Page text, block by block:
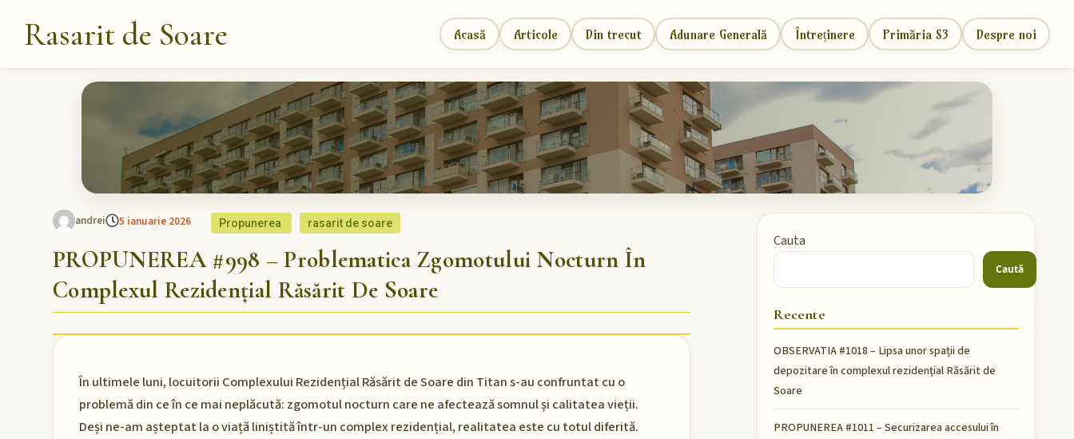
Rasarit de Soare Acasă Articole Din trecut Adunare Generală Întreținere Primăria S3 Despre noi
andrei 5 ianuarie 2026 Propunerea rasarit de soare
PROPUNEREA #998 – Problematica Zgomotului Nocturn În
Complexul Rezidențial Răsărit De Soare
În ultimele luni, locuitorii Complexului Rezidențial Răsărit de Soare din Titan s-au confruntat cu o
problemă din ce în ce mai neplăcută: zgomotul nocturn care ne afectează somnul și calitatea vieții.
Deși ne-am așteptat la o viață liniștită într-un complex rezidențial, realitatea este cu totul diferită.
Cauta
Caută
Recente
OBSERVATIA #1018 – Lipsa unor spații de
depozitare în complexul rezidențial Răsărit de
Soare
PROPUNEREA #1011 – Securizarea accesului în